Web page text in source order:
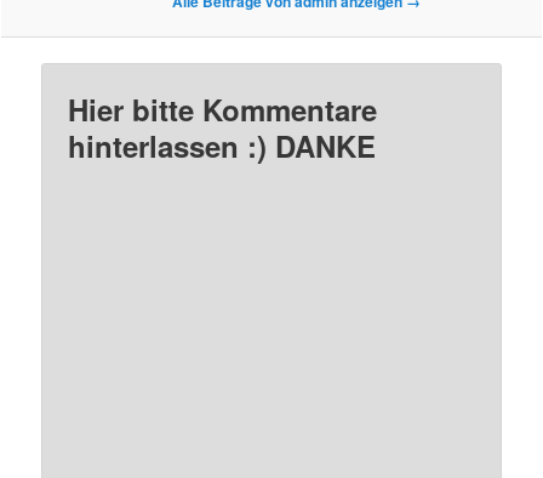
Hier bitte Kommentare
hinterlassen :) DANKE